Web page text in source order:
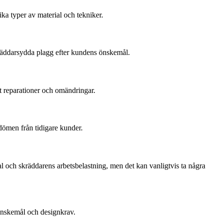
typer av material och tekniker.
plagg efter kundens önskemål.
och omändringar.
från tidigare kunder.
skräddarens arbetsbelastning, men det kan vanligtvis ta några
och designkrav.